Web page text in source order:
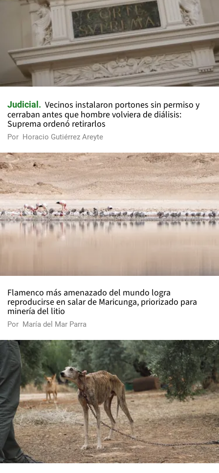
Judicial
Vecinos instalaron portones sin permiso y
cerraban antes que hombre volviera de diálisis:
Suprema ordenó retirarlos
Por Horacio Gutiérrez Areyte
Flamenco más amenazado del mundo logra
reproducirse en salar de Maricunga, priorizado para
minería del litio
Por María del Mar Parra